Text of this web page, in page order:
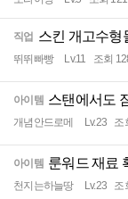
직업 스킨 개고수형
뛰뛰빠빵 Lv.11 조회
아이템 스탠에서도
개념안드로메 Lv.23 조
아이템 룬워드 재료
천지는하늘땅 Lv.23 조